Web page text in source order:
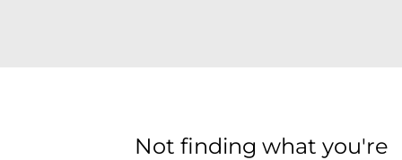
Not finding what you're